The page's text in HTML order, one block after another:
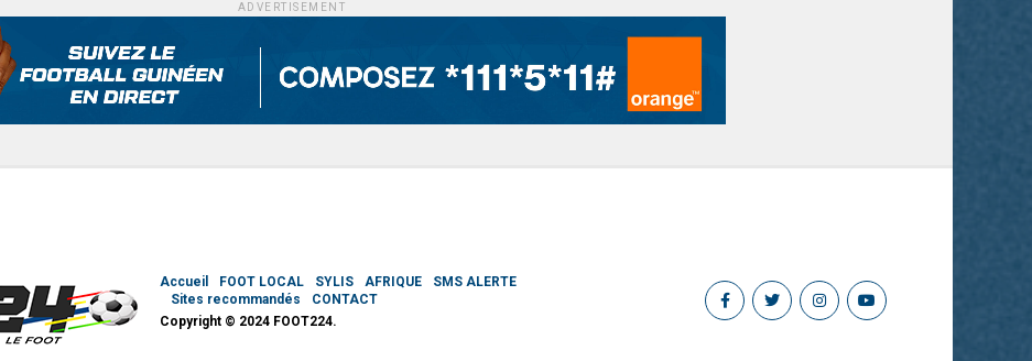
ADVERTISEMENT
Accueil FOOT LOCAL SYLIS AFRIQUE
SMS ALERTE
Sites recommandés
CONTACT
Copyright © 2024 FOOT224.